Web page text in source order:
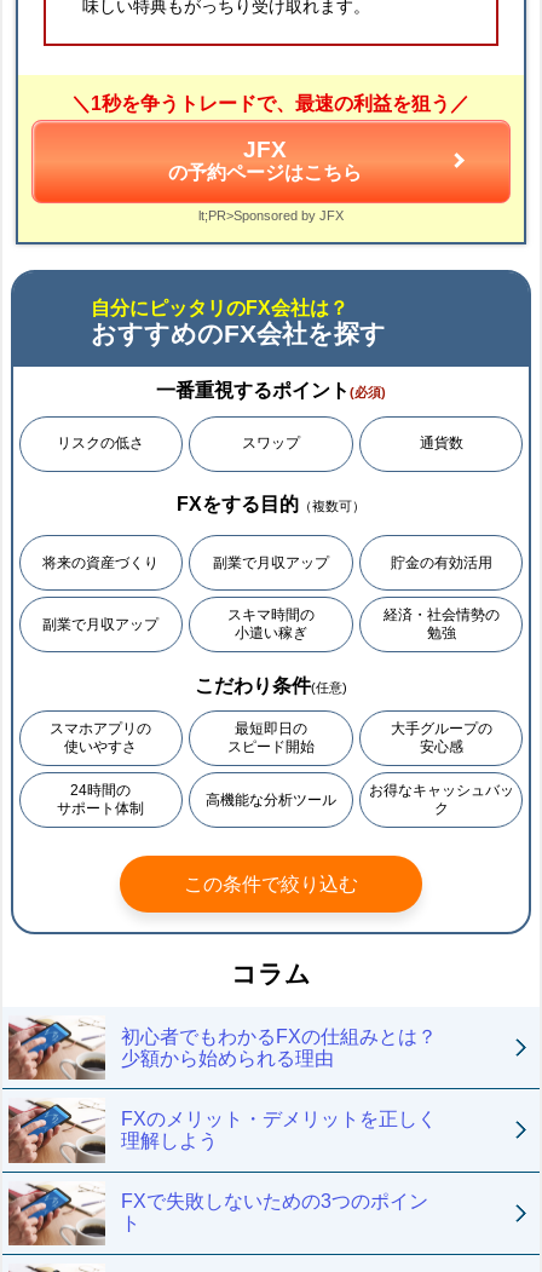
味しい特典もがっちり受け取れます。
＼1秒を争うトレードで、最速の利益を狙う／
JFX
の予約ページはこちら
lt;PR>Sponsored by JFX
自分にピッタリのFX会社は？
おすすめのFX会社を探す
一番重視するポイント (必須)
リスクの低さ スワップ 通貨数
FXをする目的 （複数可）
将来の資産づくり 副業で月収アップ 貯金の有効活用
副業で月収アップ
スキマ時間の
小遣い稼ぎ
経済・社会情勢の
勉強
こだわり条件(任意)
スマホアプリの
使いやすさ
最短即日の
スピード開始
大手グループの
安心感
24時間の
サポート体制
高機能な分析ツール
お得なキャッシュバッ
ク
この条件で絞り込む
コラム
初心者でもわかるFXの仕組みとは？
少額から始められる理由
FXのメリット・デメリットを正しく
理解しよう
FXで失敗しないための3つのポイン
ト